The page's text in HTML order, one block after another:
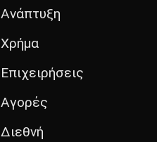
Ανάπτυξη
Χρήμα
Επιχειρήσεις
Αγορές
Διεθνή